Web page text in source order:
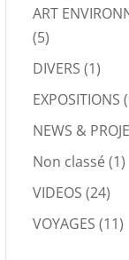
ART
(5)
DIVERS (1)
EXPOSITIONS
NEWS &
Non classé(1)
VIDEOS (24)
VOYAGES (11)